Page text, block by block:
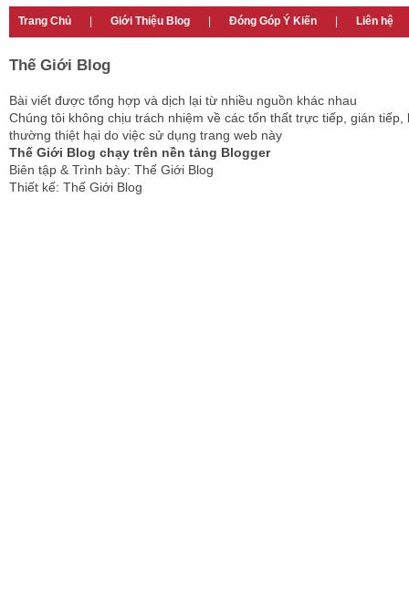
Trang Chủ Giới Thiệu Blog Đóng Góp Ý Kiến Liên hệ
Thế Giới Blog
Bài viết được tổng hợp và dịch lại từ nhiều nguồn khác nhau
Chúng tôi không chịu trách nhiệm về các tổn thất trực tiếp, gián tiếp,
thường thiệt hại do việc sử dụng trang web này
Thế Giới Blog chạy trên nền tảng Blogger
Biên tập & Trình bày: Thế Giới Blog
Thiết kế: Thế Giới Blog